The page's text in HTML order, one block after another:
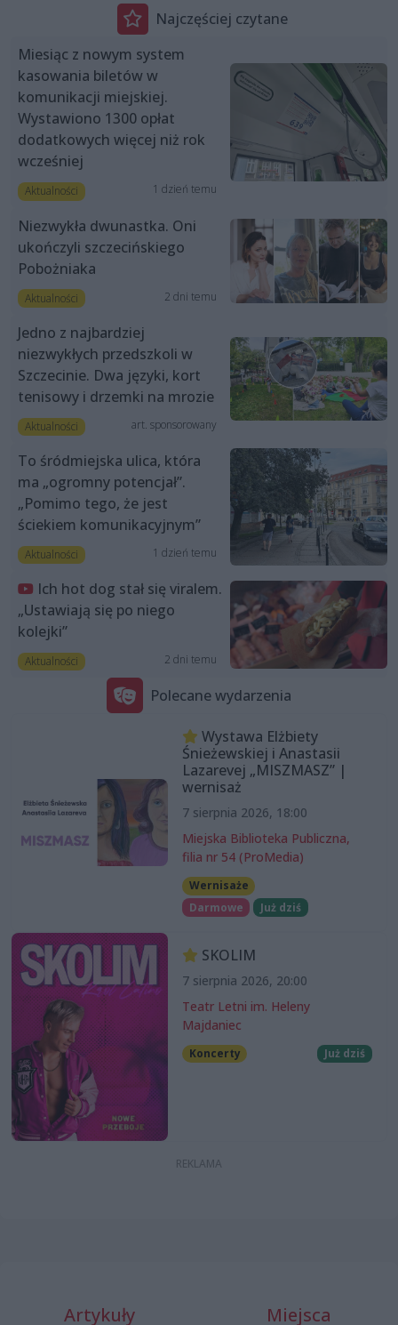
Najczęściej czytane
Miesiąc z nowym system
kasowania biletów w
komunikacji miejskiej.
Wystawiono 1300 opłat
dodatkowych więcej niż rok
wcześniej
Aktualności 1 dzień temu
Niezwykła dwunastka. Oni
ukończyli szczecińskiego
Pobożniaka
Aktualności 2 dni temu
Jedno z najbardziej
niezwykłych przedszkoli w
Szczecinie. Dwa języki, kort
tenisowy i drzemki na mrozie
Aktualności art. sponsorowany
To śródmiejska ulica, która
ma „ogromny potencjał”.
„Pomimo tego, że jest
ściekiem komunikacyjnym”
Aktualności 1 dzień temu
Ich hot dog stał się viralem.
„Ustawiają się po niego
kolejki”
Aktualności 2 dni temu
Polecane wydarzenia
Wystawa Elżbiety
Śnieżewskiej i Anastasii
Lazarevej „MISZMASZ” |
wernisaż
7 sierpnia 2026, 18:00
Miejska Biblioteka Publiczna,
filia nr 54 (ProMedia)
Wernisaże
Darmowe
Już dziś
SKOLIM
7 sierpnia 2026, 20:00
Teatr Letni im. Heleny
Majdaniec
Koncerty Już dziś
Artykuły Miejsca